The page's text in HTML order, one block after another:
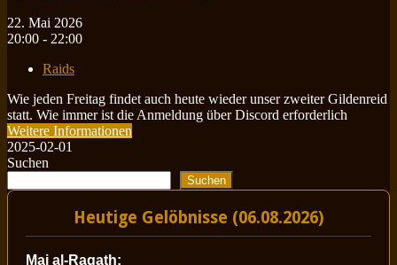
22. Mai 2026
20:00 - 22:00
Raids
Wie jeden Freitag findet auch heute wieder unser zweiter Gildenreid
statt. Wie immer ist die Anmeldung über Discord erforderlich
Weitere Informationen
2025-02-01
Suchen
Suchen
Heutige Gelöbnisse (06.08.2026)
Maj al-Ragath: